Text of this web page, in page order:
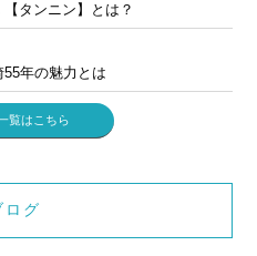
タンニン】とは？
年の魅力とは
覧はこちら
ログ